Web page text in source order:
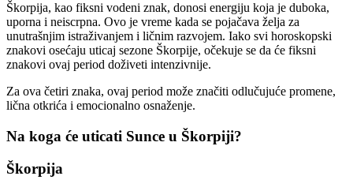
Škorpija, kao fiksni vodeni znak, donosi energiju koja je duboka,
uporna i neiscrpna. Ovo je vreme kada se pojačava želja za
unutrašnjim istraživanjem i ličnim razvojem. Iako svi horoskopski
znakovi osećaju uticaj sezone Škorpije, očekuje se da će fiksni
znakovi ovaj period doživeti intenzivnije.
Za ova četiri znaka, ovaj period može značiti odlučujuće promene,
lična otkrića i emocionalno osnaženje.
Na koga će uticati Sunce u Škorpiji?
Škorpija